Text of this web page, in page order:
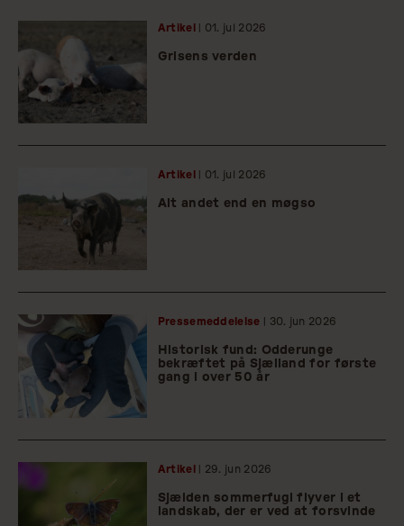
Artikel | 01. jul 2026
Grisens verden
Artikel | 01. jul 2026
Alt andet end en møgso
Pressemeddelelse | 30. jun 2026
Historisk fund: Odderunge
bekræftet på Sjælland for første
gang i over 50 år
Artikel | 29. jun 2026
Sjælden sommerfugl flyver i et
landskab, der er ved at forsvinde